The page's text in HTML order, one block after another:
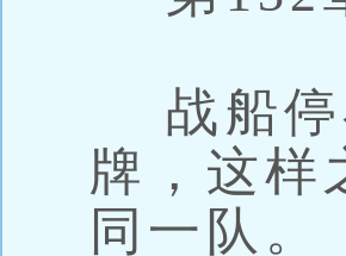
战船停
牌，这样
同一队。